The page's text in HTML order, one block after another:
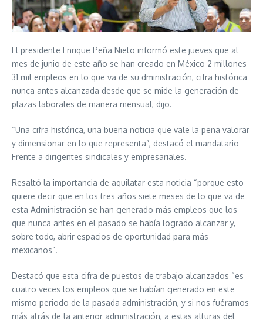
El presidente Enrique Peña Nieto informó este jueves que al
mes de junio de este año se han creado en México 2 millones
31 mil empleos en lo que va de su dministración, cifra histórica
nunca antes alcanzada desde que se mide la generación de
plazas laborales de manera mensual, dijo.
“Una cifra histórica, una buena noticia que vale la pena valorar
y dimensionar en lo que representa”, destacó el mandatario
Frente a dirigentes sindicales y empresariales.
Resaltó la importancia de aquilatar esta noticia “porque esto
quiere decir que en los tres años siete meses de lo que va de
esta Administración se han generado más empleos que los
que nunca antes en el pasado se había logrado alcanzar y,
sobre todo, abrir espacios de oportunidad para más
mexicanos”.
Destacó que esta cifra de puestos de trabajo alcanzados “es
cuatro veces los empleos que se habían generado en este
mismo periodo de la pasada administración, y si nos fuéramos
más atrás de la anterior administración, a estas alturas del